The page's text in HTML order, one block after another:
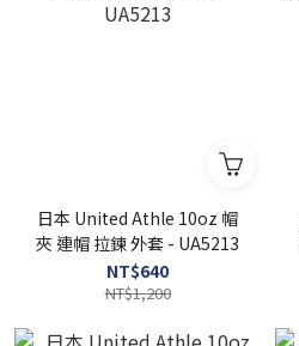
日本 United Athle 10oz 帽
夾 連帽 拉鍊 外套 - UA5213
NT$640
NT$1,200